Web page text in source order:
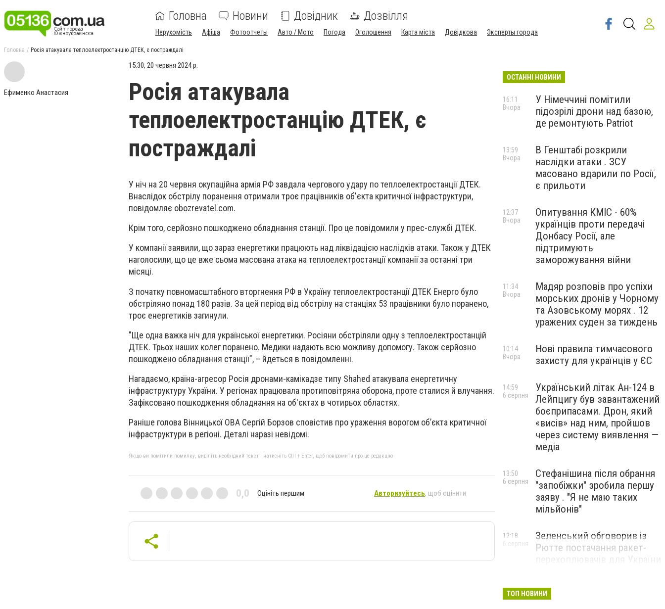
Головна Новини Довідник Дозвілля
Нерухомість Афіша Фотоотчеты Авто / Мото Погода Оголошення Карта міста Довідкова Эксперты города
Головна Росія атакувала теплоелектростанцію ДТЕК, є постраждалі
Ефименко Анастасия
15:30, 20 червня 2024 р.
Росія атакувала
теплоелектростанцію ДТЕК, є
постраждалі
У ніч на 20 червня окупаційна армія РФ завдала чергового удару по теплоелектростанції ДТЕК.
Внаслідок обстрілу поранення отримали троє працівників об'єкта критичної інфраструктури,
повідомляє obozrevatel.com.
Крім того, серйозно пошкоджено обладнання станції. Про це повідомили у прес-службі ДТЕК.
У компанії заявили, що зараз енергетики працюють над ліквідацією наслідків атаки. Також у ДТЕК
наголосили, що це вже сьома масована атака на теплоелектростанції компанії за останні три
місяці.
З початку повномасштабного вторгнення РФ в Україну теплоелектростанції ДТЕК Енерго було
обстріляно понад 180 разів. За цей період від обстрілу на станціях 53 працівники було поранено,
троє енергетиків загинули.
"Ще одна важка ніч для української енергетики. Росіяни обстріляли одну з теплоелектростанцій
ДТЕК. Трьох наших колег поранено. Медики надають всю можливу допомогу. Також серйозно
пошкоджено обладнання станції", – йдеться в повідомленні.
Нагадаємо, країна-агресор Росія дронами-камікадзе типу Shahed атакувала енергетичну
інфраструктуру України. У регіонах працювала протиповітряна оборона, проте сталися й влучання.
Зафіксовано пошкодження обладнання на об'єктах в чотирьох областях.
Раніше голова Вінницької ОВА Сергій Борзов сповістив про ураження ворогом об’єкта критичної
інфраструктури в регіоні. Деталі наразі невідомі.
Якщо ви помітили помилку, виділіть необхідний текст і натисніть Ctrl + Enter, щоб повідомити про це редакцію
0,0 Оцініть першим Авторизуйтесь, щоб оцінити
ОСТАННІ НОВИНИ
У Німеччині помітили
підозрілі дрони над базою,
де ремонтують Patriot
16:11
Вчора
В Генштабі розкрили
наслідки атаки . ЗСУ
масовано вдарили по Росії,
є прильоти
13:59
Вчора
Опитування КМІС - 60%
українців проти передачі
Донбасу Росії, але
підтримують
заморожування війни
12:37
Вчора
Мадяр розповів про успіхи
морських дронів у Чорному
та Азовському морях . 12
уражених суден за тиждень
11:34
Вчора
Нові правила тимчасового
захисту для українців у ЄС
10:14
Вчора
Український літак Ан-124 в
Лейпцигу був завантажений
боєприпасами. Дрон, який
«висів» над ним, пройшов
через систему виявлення —
медіа
14:59
6 серпня
Стефанішина після обрання
"запобіжки" зробила першу
заяву . "Я не маю таких
мільйонів"
13:50
6 серпня
Зеленський обговорив із
Рютте постачання ракет-
перехоплювачів для України
12:18
6 серпня
ТОП НОВИНИ